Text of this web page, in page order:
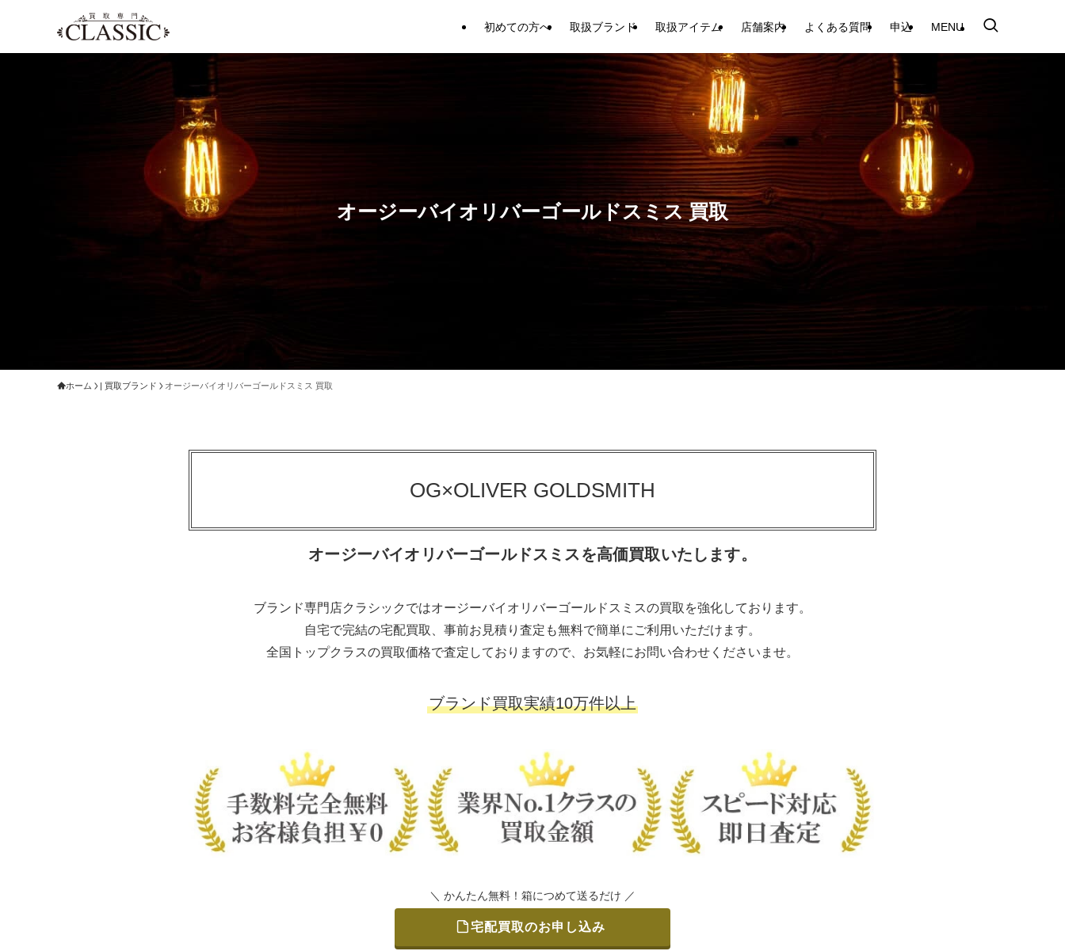
初めての方へ 取扱ブランド 取扱アイテム 店舗案内 よくある質問 申込 MENU
オージーバイオリバーゴールドスミス 買取
ホーム | 買取ブランド オージーバイオリバーゴールドスミス 買取
OG×OLIVER GOLDSMITH
オージーバイオリバーゴールドスミスを高価買取いたします。
ブランド専門店クラシックではオージーバイオリバーゴールドスミスの買取を強化しております。
自宅で完結の宅配買取、事前お見積り査定も無料で簡単にご利用いただけます。
全国トップクラスの買取価格で査定しておりますので、お気軽にお問い合わせくださいませ。
ブランド買取実績10万件以上
＼ かんたん無料！箱につめて送るだけ ／
宅配買取のお申し込み